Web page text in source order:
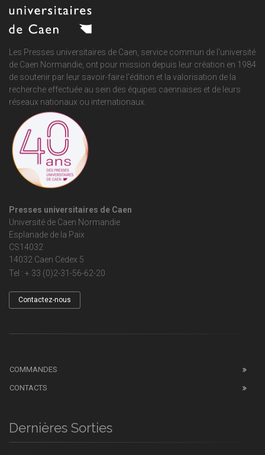
Les Presses universitaires de Caen, service commun de l'université
de Caen Normandie, ont pour mission depuis leur création en 1984
de soutenir par leur savoir-faire l'édition et la valorisation de la
recherche effectuée au sein des équipes caennaises et de leurs
réseaux nationaux ou internationaux.
Presses universitaires de Caen
Université de Caen Normandie
Esplanade de la Paix
CS14032
14032 Caen Cedex 5
Tel : + 33 (0)2-31-56-62-20
Contactez-nous
COMMANDES
CONTACTS
Dernières Sorties